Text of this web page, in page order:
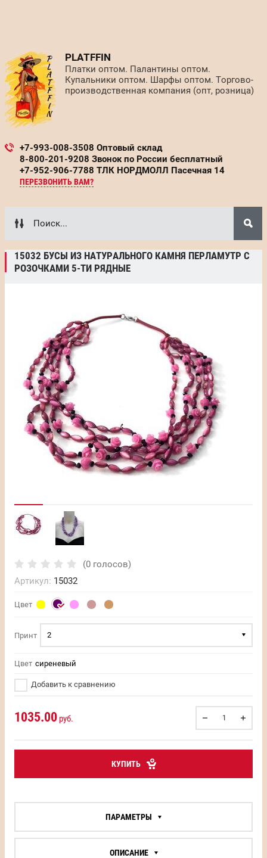
PLATFFIN
Платки оптом. Палантины оптом.
Купальники оптом. Шарфы оптом. Торгово-
производственная компания (опт, розница)
+7-993-008-3508 Оптовый склад
8-800-201-9208 Звонок по России бесплатный
+7-952-906-7788 ТЛК НОРДМОЛЛ Пасечная 14
ПЕРЕЗВОНИТЬ ВАМ?
15032 БУСЫ ИЗ НАТУРАЛЬНОГО КАМНЯ ПЕРЛАМУТР С
РОЗОЧКАМИ 5-ТИ РЯДНЫЕ
(0 голосов)
Артикул: 15032
Цвет
Принт 2
Цвет сиреневый
Добавить к сравнению
1035.00 руб.
КУПИТЬ
ПАРАМЕТРЫ
ОПИСАНИЕ